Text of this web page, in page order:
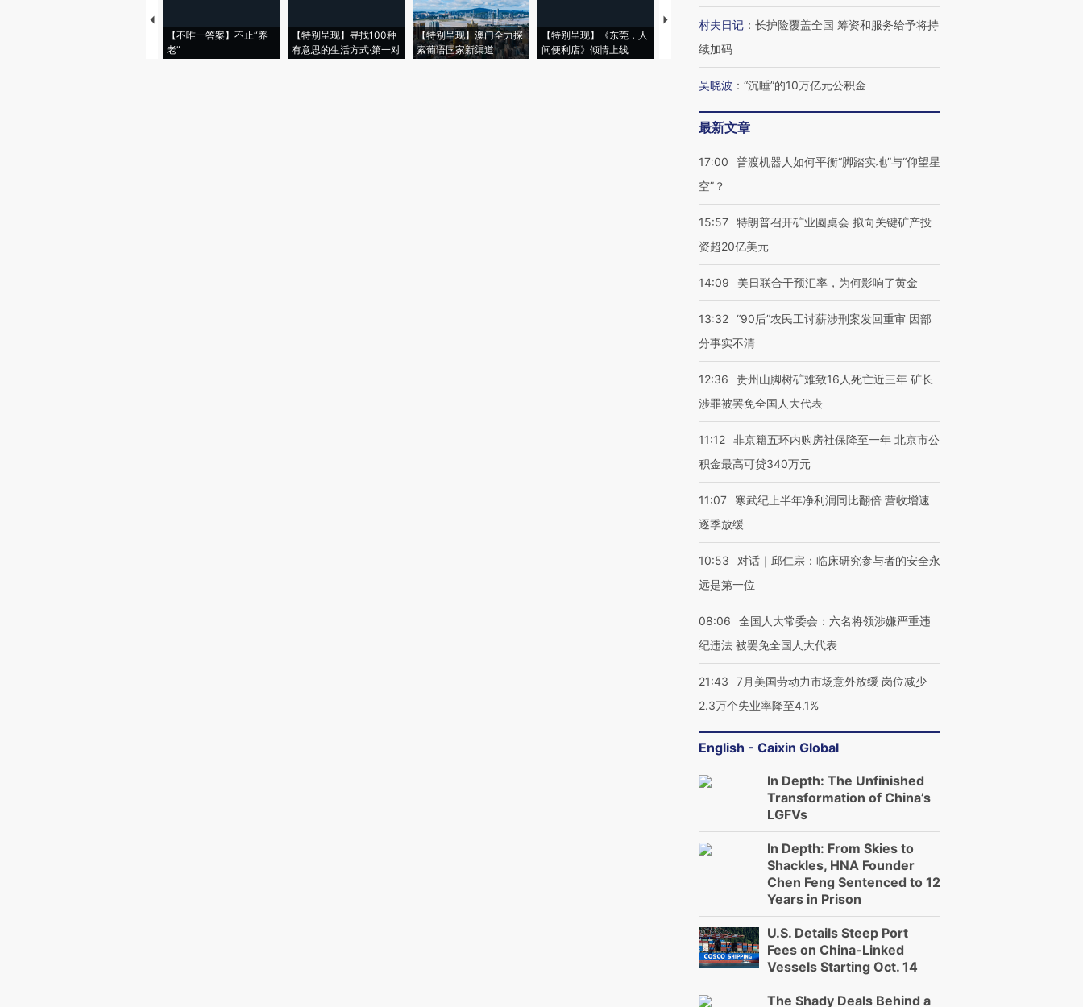
【不唯一答案】不止“养
老”
【特别呈现】寻找100种
有意思的生活方式·第一对
【特别呈现】澳门全力探
索葡语国家新渠道
【特别呈现】《东莞，人
间便利店》倾情上线
【推广】走进第四届链博
【商旅对话】华住集团
村夫日记 ： 长护险覆盖全国 筹资和服务给予将持
续加码
吴晓波 ： “沉睡”的10万亿元公积金
最新文章
17:00
普渡机器人如何平衡“脚踏实地”与“仰望星
空”？
15:57 特朗普召开矿业圆桌会 拟向关键矿产投
资超20亿美元
14:09 美日联合干预汇率，为何影响了黄金
13:32 “90后”农民工讨薪涉刑案发回重审 因部
分事实不清
12:36
贵州山脚树矿难致16人死亡近三年 矿长
涉罪被罢免全国人大代表
11:12 非京籍五环内购房社保降至一年 北京市公
积金最高可贷340万元
11:07
寒武纪上半年净利润同比翻倍 营收增速
逐季放缓
10:53
对话｜邱仁宗：临床研究参与者的安全永
远是第一位
08:06
全国人大常委会：六名将领涉嫌严重违
纪违法 被罢免全国人大代表
21:43
7月美国劳动力市场意外放缓 岗位减少
2.3万个失业率降至4.1%
English - Caixin Global
In Depth: The Unfinished
Transformation of China’s
LGFVs
In Depth: From Skies to
Shackles, HNA Founder
Chen Feng Sentenced to 12
Years in Prison
U.S. Details Steep Port
Fees on China-Linked
Vessels Starting Oct. 14
The Shady Deals Behind a